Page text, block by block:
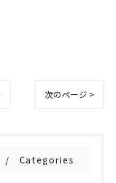
次のページ >
Categories